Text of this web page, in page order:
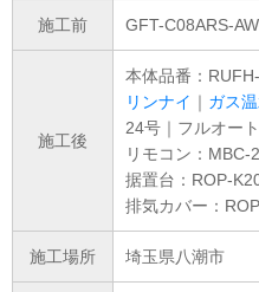
施工前 GFT-C08ARS-
施工後
本体品番：
リンナイ ｜ ガス
24号｜フルオート
リモコン：MBC-
据置台：ROP-
排気カバー：
施工場所 埼玉県八潮市